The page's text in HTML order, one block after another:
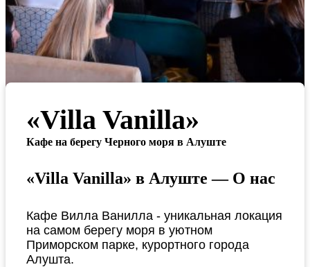
«Villa Vanilla»
Кафе на берегу Черного моря в Алуште
«Villa Vanilla» в Алуште — О нас
Кафе Вилла Ванилла - уникальная локация
на самом берегу моря в уютном
Приморском парке, курортного города
Алушта.